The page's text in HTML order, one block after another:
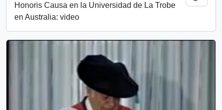
Honoris Causa en la Universidad de La Trobe
en Australia: video